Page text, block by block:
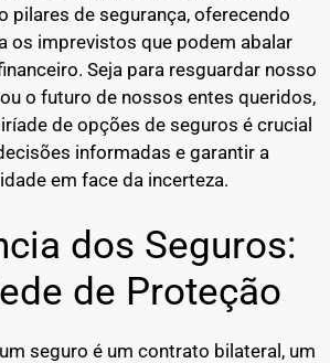
pilares de segurança, oferecendo
os imprevistos que podem abalar
Seja para resguardar nosso
ou o futuro de nossos entes queridos,
de opções de seguros é crucial
informadas e garantir a
em face da incerteza.
dos Seguros:
de Proteção
seguro é um contrato bilateral, um